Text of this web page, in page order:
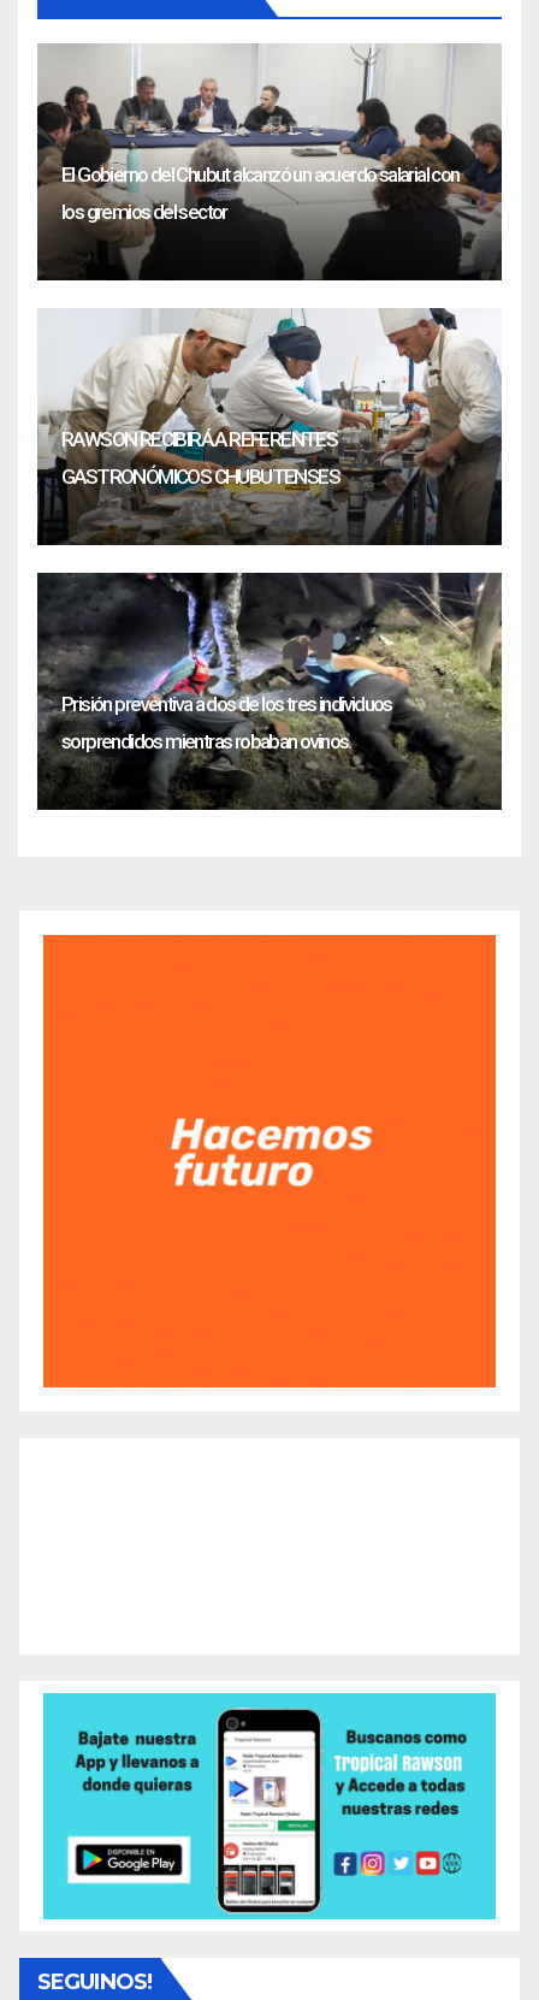
El Gobierno del Chubut alcanzó un acuerdo salarial con
los gremios del sector
RAWSON RECIBIRÁ A REFERENTES
GASTRONÓMICOS CHUBUTENSES
Prisión preventiva a dos de los tres individuos
sorprendidos mientras robaban ovinos.
SEGUINOS!